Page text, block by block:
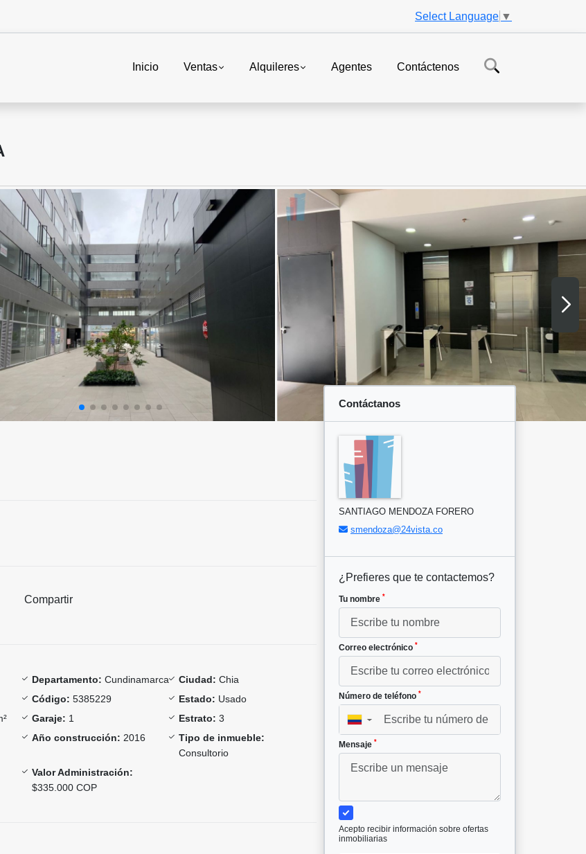
Select Language ▼
Inicio Ventas Alquileres Agentes Contáctenos
Compartir
Departamento: Cundinamarca Ciudad: Chia
Código: 5385229 Estado: Usado
Garaje: 1 Estrato: 3
Año construcción: 2016
Tipo de inmueble:
Consultorio
Valor Administración:
$335.000 COP
Contáctanos
SANTIAGO MENDOZA FORERO
smendoza@24vista.co
¿Prefieres que te contactemos?
Tu nombre *
Correo electrónico *
Número de teléfono *
▼
Mensaje *
Acepto recibir información sobre ofertas
inmobiliarias